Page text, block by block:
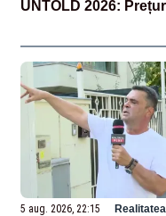
UNTOLD 2026:
5 aug. 2026, 22:15